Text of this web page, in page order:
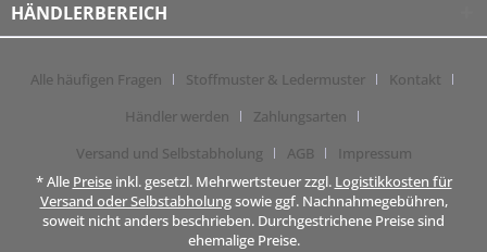
HÄNDLERBEREICH
Alle häufigen Fragen Stoffmuster & Ledermuster
Kontakt
Händler werden
Zahlungsarten
Versand und Selbstabholung
AGB
Impressum
* Alle Preiseinkl. gesetzl. Mehrwertsteuer zzgl. Logistikkosten für
Versand oder Selbstabholungsowie ggf. Nachnahmegebühren,
soweit nicht anders beschrieben. Durchgestrichene Preise sind
ehemalige Preise.